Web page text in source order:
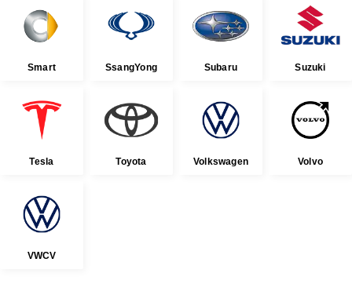
Smart SsangYong Subaru Suzuki
Tesla Toyota Volkswagen Volvo
VWCV